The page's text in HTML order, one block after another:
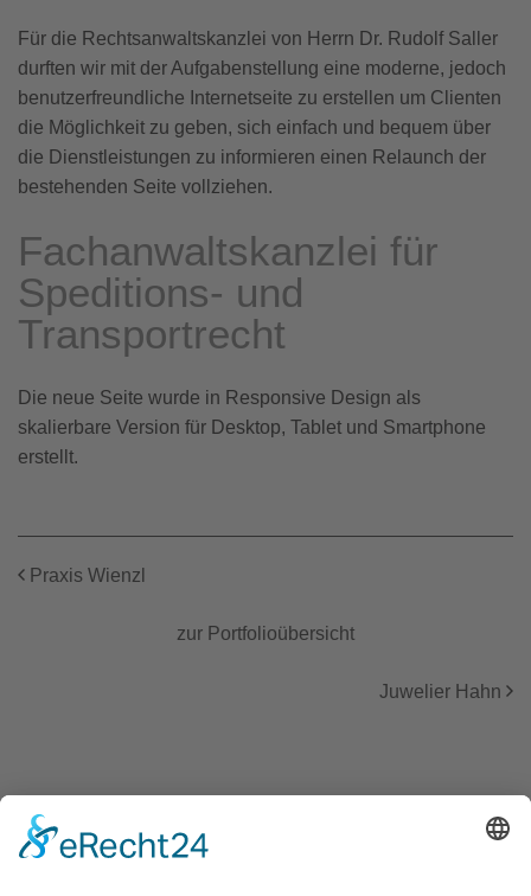
Für die Rechtsanwaltskanzlei von Herrn Dr. Rudolf Saller
durften wir mit der Aufgabenstellung eine moderne, jedoch
benutzerfreundliche Internetseite zu erstellen um Clienten
die Möglichkeit zu geben, sich einfach und bequem über
die Dienstleistungen zu informieren einen Relaunch der
bestehenden Seite vollziehen.
Fachanwaltskanzlei für
Speditions- und
Transportrecht
Die neue Seite wurde in Responsive Design als
skalierbare Version für Desktop, Tablet und Smartphone
erstellt.
Praxis Wienzl
zur Portfolioübersicht
Juwelier Hahn